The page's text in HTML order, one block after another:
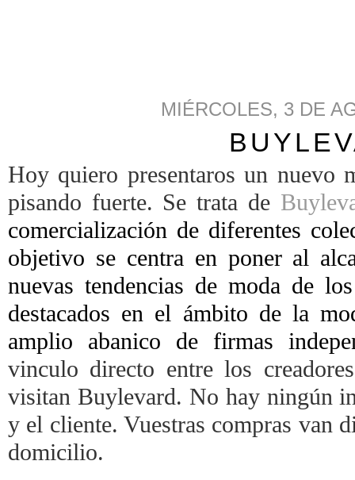
MIÉRCOLES, 3 DE
Hoy quiero presentaros un nuevo
pisando fuerte. Se trata de
comercialización de diferentes
objetivo se centra en poner al
nuevas tendencias de moda de
destacados en el ámbito de la
amplio abanico de firmas
vinculo directo entre los
visitan Buylevard. No hay ningún
y el cliente. Vuestras compras van
domicilio.